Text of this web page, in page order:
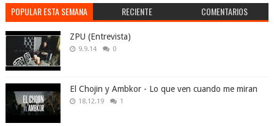
POPULAR ESTA SEMANA RECIENTE COMENTARIOS
ZPU (Entrevista)
9.9.14 0
El Chojin y Ambkor - Lo que ven cuando me miran
18.12.19 1